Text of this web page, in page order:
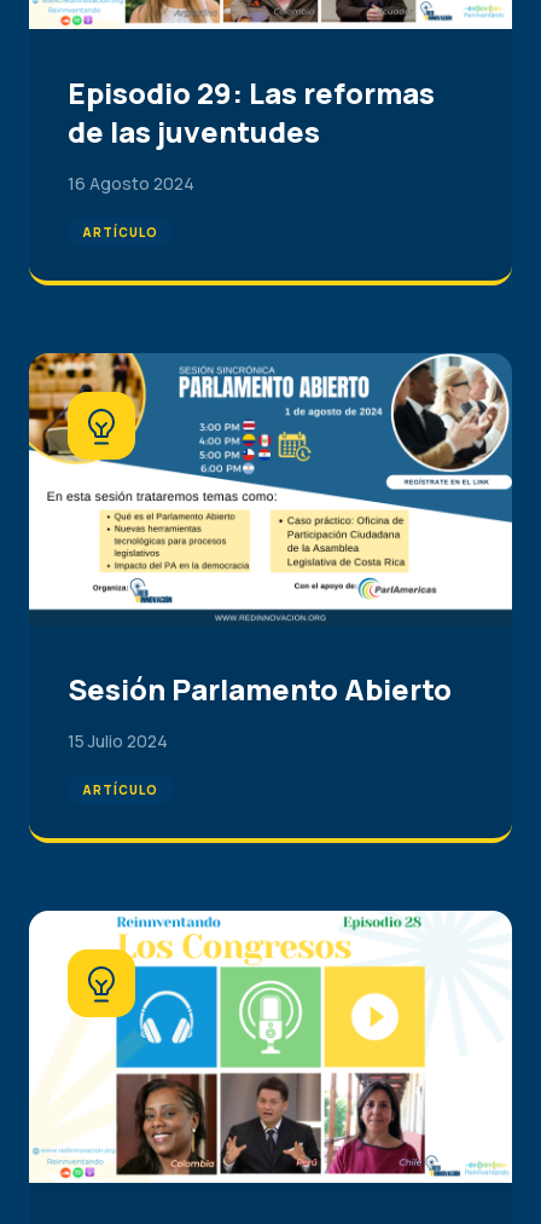
Episodio 29: Las reformas
de las juventudes
16 Agosto 2024
ARTÍCULO
Sesión Parlamento Abierto
15 Julio 2024
ARTÍCULO